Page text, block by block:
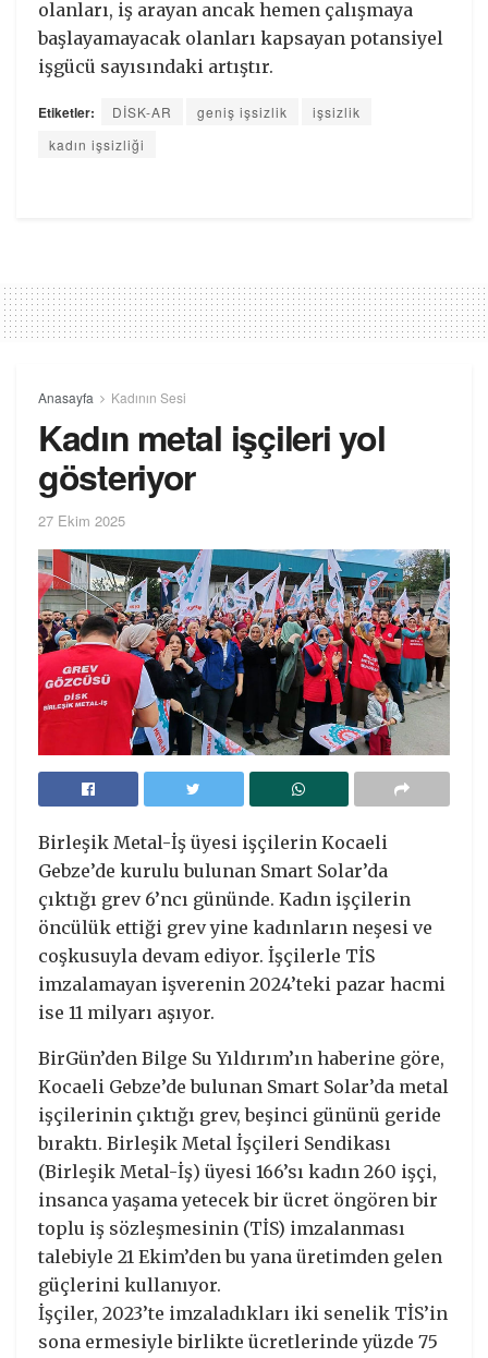
olanları, iş arayan ancak hemen çalışmaya
başlayamayacak olanları kapsayan potansiyel
işgücü sayısındaki artıştır.
Etiketler: DİSK-AR geniş işsizlik
işsizlik
kadın işsizliği
Anasayfa Kadının Sesi
Kadın metal işçileri yol
gösteriyor
27 Ekim 2025
Birleşik Metal-İş üyesi işçilerin Kocaeli
Gebze’de kurulu bulunan Smart Solar’da
çıktığı grev 6’ncı gününde. Kadın işçilerin
öncülük ettiği grev yine kadınların neşesi ve
coşkusuyla devam ediyor. İşçilerle TİS
imzalamayan işverenin 2024’teki pazar hacmi
ise 11 milyarı aşıyor.
BirGün’den Bilge Su Yıldırım’ın haberine göre,
Kocaeli Gebze’de bulunan Smart Solar’da metal
işçilerinin çıktığı grev, beşinci gününü geride
bıraktı. Birleşik Metal İşçileri Sendikası
(Birleşik Metal-İş) üyesi 166’sı kadın 260 işçi,
insanca yaşama yetecek bir ücret öngören bir
toplu iş sözleşmesinin (TİS) imzalanması
talebiyle 21 Ekim’den bu yana üretimden gelen
güçlerini kullanıyor.
İşçiler, 2023’te imzaladıkları iki senelik TİS’in
sona ermesiyle birlikte ücretlerinde yüzde 75